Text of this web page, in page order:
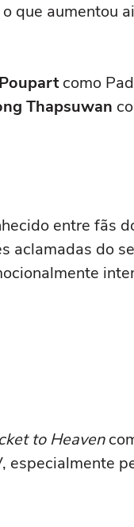
que aumentou
como
Thapsuwan
entre fãs
aclamadas do
to Heaven
especialmente